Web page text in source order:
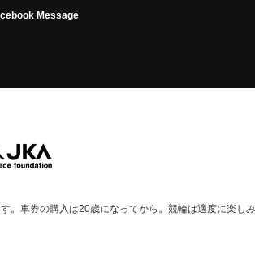
Message
。 車券の購入は20歳になってから。競輪は適度に楽しみ